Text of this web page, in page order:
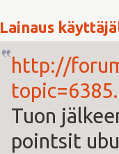
Lainaus
http://
Tuon
pointsit